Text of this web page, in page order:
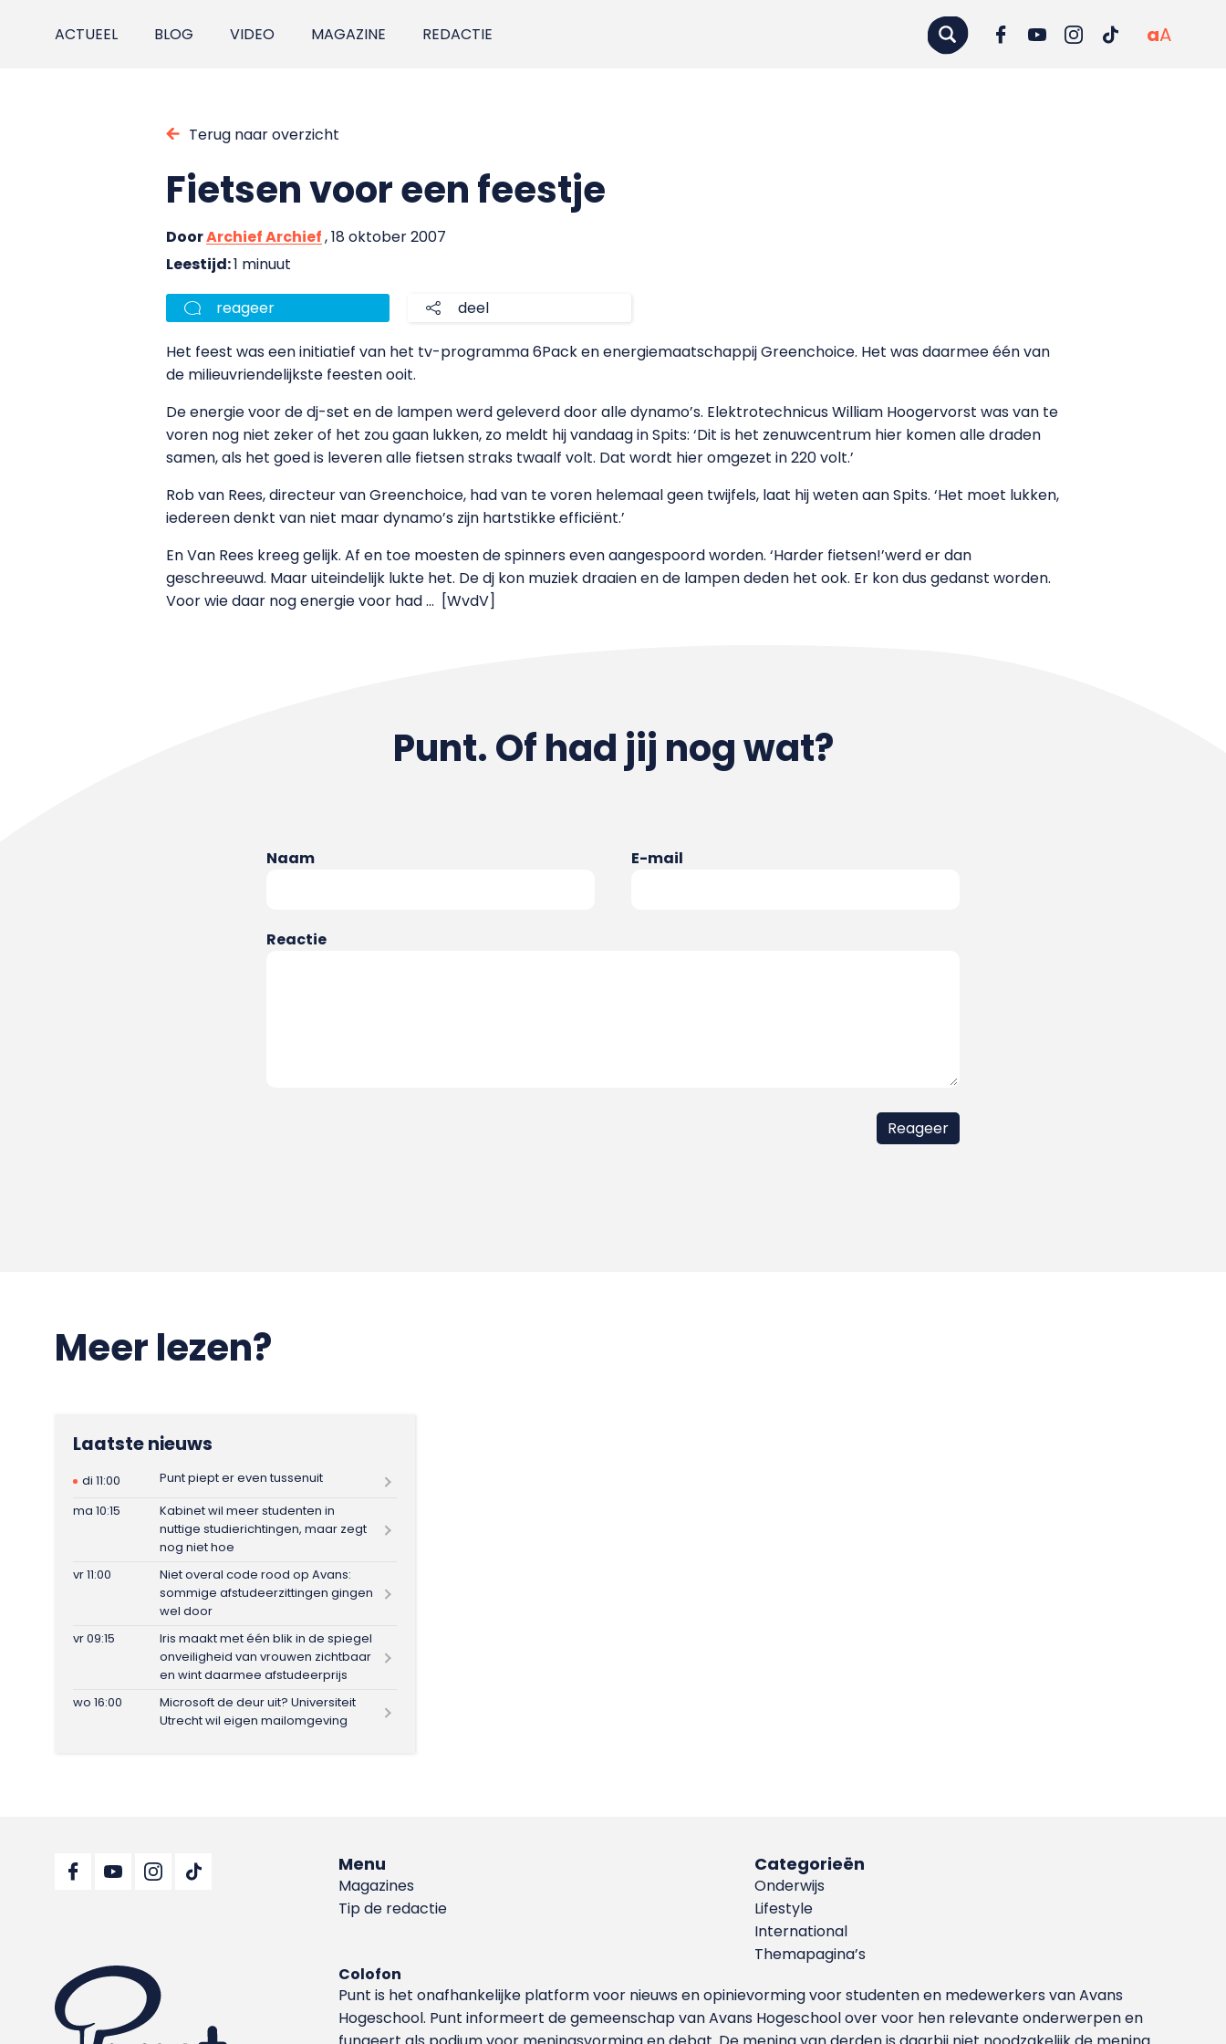
ACTUEEL BLOG VIDEO MAGAZINE REDACTIE aA
Terug naar overzicht
Fietsen voor een feestje
DoorArchief Archief, 18 oktober 2007
Leestijd:1 minuut
reageer deel
Het feest was een initiatief van het tv-programma 6Pack en energiemaatschappij Greenchoice. Het was daarmee één van
de milieuvriendelijkste feesten ooit.
De energie voor de dj-set en de lampen werd geleverd door alle dynamo’s. Elektrotechnicus William Hoogervorst was van te
voren nog niet zeker of het zou gaan lukken, zo meldt hij vandaag in Spits: ‘Dit is het zenuwcentrum hier komen alle draden
samen, als het goed is leveren alle fietsen straks twaalf volt. Dat wordt hier omgezet in 220 volt.’
Rob van Rees, directeur van Greenchoice, had van te voren helemaal geen twijfels, laat hij weten aan Spits. ‘Het moet lukken,
iedereen denkt van niet maar dynamo’s zijn hartstikke efficiënt.’
En Van Rees kreeg gelijk. Af en toe moesten de spinners even aangespoord worden. ‘Harder fietsen!’werd er dan
geschreeuwd. Maar uiteindelijk lukte het. De dj kon muziek draaien en de lampen deden het ook. Er kon dus gedanst worden.
Voor wie daar nog energie voor had … [WvdV]
Punt. Of had jij nog wat?
Naam E-mail
Reactie
Meer lezen?
Laatste nieuws
di 11:00
Punt piept er even tussenuit
ma 10:15
Kabinet wil meer studenten in
nuttige studierichtingen, maar zegt
nog niet hoe
vr 11:00
Niet overal code rood op Avans:
sommige afstudeerzittingen gingen
wel door
vr 09:15
Iris maakt met één blik in de spiegel
onveiligheid van vrouwen zichtbaar
en wint daarmee afstudeerprijs
wo 16:00
Microsoft de deur uit? Universiteit
Utrecht wil eigen mailomgeving
Menu
Magazines
Tip de redactie
Categorieën
Onderwijs
Lifestyle
International
Themapagina’s
Colofon
Punt is het onafhankelijke platform voor nieuws en opinievorming voor studenten en medewerkers van Avans
Hoge­school. Punt informeert de gemeenschap van Avans Hogeschool over voor hen relevante onderwerpen en